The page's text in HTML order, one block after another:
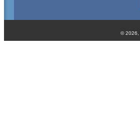
© 2026,